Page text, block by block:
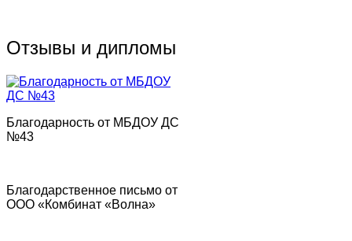
Отзывы и дипломы
Благодарность от МБДОУ ДС
№43
Благодарственное письмо от
ООО «Комбинат «Волна»